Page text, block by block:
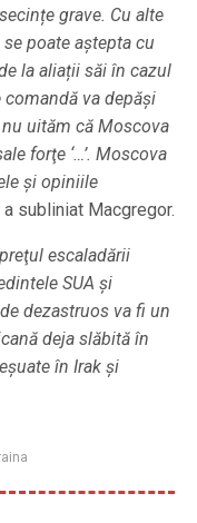
grave. Cu alte
poate aștepta cu
la aliații săi în cazul
va depăși
uităm că Moscova
forţe ‘…’. Moscova
și opiniile
a subliniat Macgregor.
preţul escaladării
SUA și
dezastruos va fi un
deja slăbită în
în Irak și